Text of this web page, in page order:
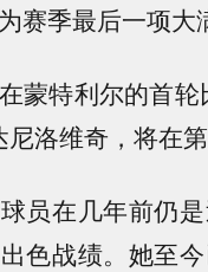
赛季最后一项大
蒙特利尔的首
洛维奇，将在
员在几年前仍
出色战绩。她至